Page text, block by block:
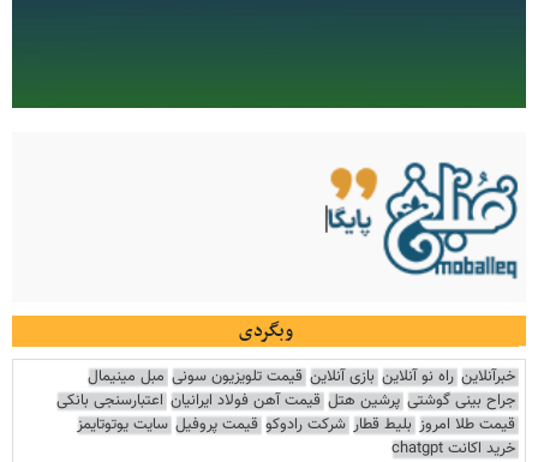
وبگردی
خبرآنلاین راه نو آنلاین بازی آنلاین قیمت تلویزیون سونی مبل مینیمال
جراح بینی گوشتی پرشین هتل قیمت آهن فولاد ایرانیان اعتبارسنجی بانکی
قیمت طلا امروز بلیط قطار شرکت رادوکو قیمت پروفیل سایت یوتوتایمز
خرید اکانت chatgpt